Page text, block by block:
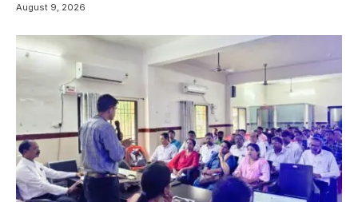
August 9, 2026